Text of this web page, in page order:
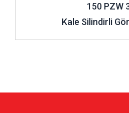
150 PZW
Kale Silindirli